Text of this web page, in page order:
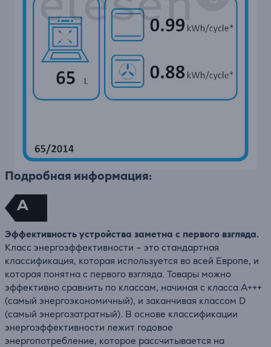
Подробная информация:
A
Эффективность устройства заметна с первого взгляда.
Класс энергоэффективности – это стандартная
классификация, которая используется во всей Европе, и
которая понятна с первого взгляда. Товары можно
эффективно сравнить по классам, начиная с класса A+++
(самый энергоэкономичный), и заканчивая классом D
(самый энергозатратный). В основе классификации
энергоэффективности лежит годовое
энергопотребление, которое рассчитывается на